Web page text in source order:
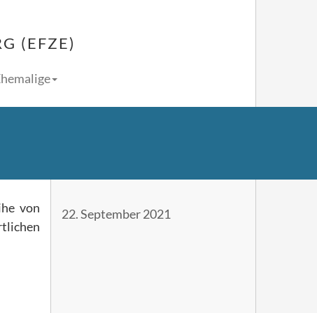
(EFZE)
von
22. September 2021